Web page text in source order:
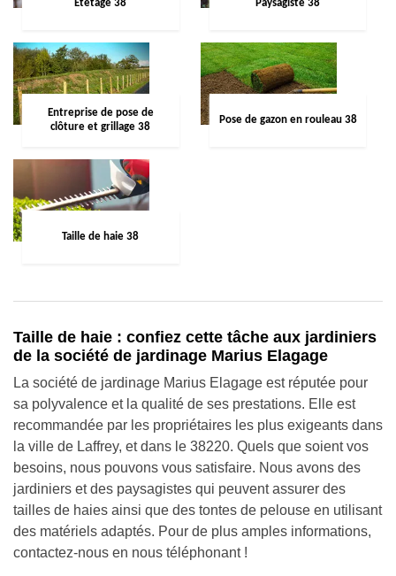
Etêtage 38 Paysagiste 38
Entreprise de pose de
clôture et grillage 38
Pose de gazon en rouleau 38
Taille de haie 38
Taille de haie : confiez cette tâche aux jardiniers
de la société de jardinage Marius Elagage
La société de jardinage Marius Elagage est réputée pour
sa polyvalence et la qualité de ses prestations. Elle est
recommandée par les propriétaires les plus exigeants dans
la ville de Laffrey, et dans le 38220. Quels que soient vos
besoins, nous pouvons vous satisfaire. Nous avons des
jardiniers et des paysagistes qui peuvent assurer des
tailles de haies ainsi que des tontes de pelouse en utilisant
des matériels adaptés. Pour de plus amples informations,
contactez-nous en nous téléphonant !